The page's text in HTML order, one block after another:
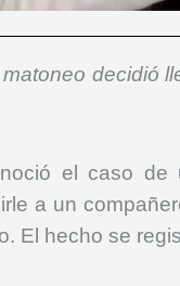
decidió
el caso de
a un
El hecho se